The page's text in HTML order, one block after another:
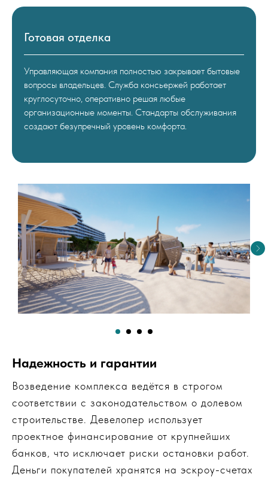
Готовая отделка
Управляющая компания полностью закрывает бытовые
вопросы владельцев. Служба консьержей работает
круглосуточно, оперативно решая любые
организационные моменты. Стандарты обслуживания
создают безупречный уровень комфорта.
Надежность и гарантии
Возведение комплекса ведётся в строгом
соответствии с законодательством о долевом
строительстве. Девелопер использует
проектное финансирование от крупнейших
банков, что исключает риски остановки работ.
Деньги покупателей хранятся на эскроу-счетах